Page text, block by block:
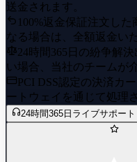
送金されます。
100%返金保証 注文した
なる場合は、全額返金い
24時間365日の紛争解決
い場合、当社のチームが
PCI DSS認定の決済 カ
ートウェイを通じて処理
24時間365日ライブサポート